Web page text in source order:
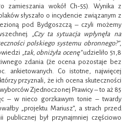
zamieszania wokół Ch-55). Wynika z
słyszało o incydencie związanym z
pod Bydgoszczą – czyli możemy
„Czy ta sytuacja wpłynęła na
polskiego systemu obronnego?”,
„tak, obniżyła ocenę”udzieliło 51,8
zdania (że ocena pozostaje bez
ankietowanych. Co istotne, najwięcej
przyznali, że ich ocena skuteczności
Zjednoczonej Prawicy – to aż 85
– w nieco gorzkawym tonie – twardy
„projektu Mariusz”, a strach przed
publicznej był przynajmniej częściowo